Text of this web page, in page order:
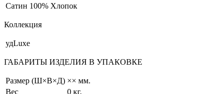
Сатин 100% Хлопок
Коллекция
удLuxe
ГАБАРИТЫ ИЗДЕЛИЯ В УПАКОВКЕ
Размер (Ш×В×Д) ×× мм.
Вес
0 кг.